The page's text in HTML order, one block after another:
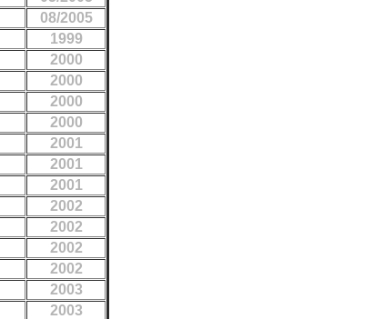
08/2005
1999
2000
2000
2000
2000
2001
2001
2001
2002
2002
2002
2002
2003
2003